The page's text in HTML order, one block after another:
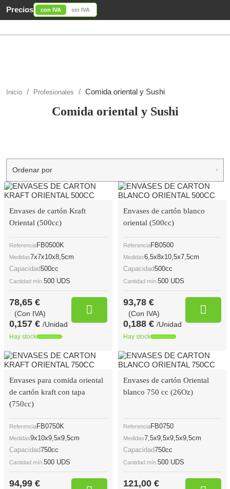
Precios con IVA sin IVA
Inicio Profesionales Comida oriental y Sushi
Comida oriental y Sushi
Ordenar por
Envases de cartón Kraft
Oriental (500cc)
ReferenciaFB0500K
Medidas7x7x10x8,5cm
Capacidad500cc
Cantidad mín. 500 UDS
78,65 €
(Con IVA)
0,157 € /Unidad
Hay stock
Envases de cartón blanco
oriental (500cc)
ReferenciaFB0500
Medidas6,5x8x10,5x7,5cm
Capacidad500cc
Cantidad mín. 500 UDS
93,78 €
(Con IVA)
0,188 € /Unidad
Hay stock
Envases para comida oriental
de cartón kraft con tapa
(750cc)
ReferenciaFB0750K
Medidas9x10x9,5x9,5cm
Capacidad750cc
Cantidad mín. 500 UDS
94,99 €
Envases de cartón Oriental
blanco 750 cc (26Oz)
ReferenciaFB0750
Medidas7,5x9,5x9,5x9,5cm
Capacidad750cc
Cantidad mín. 500 UDS
121,00 €